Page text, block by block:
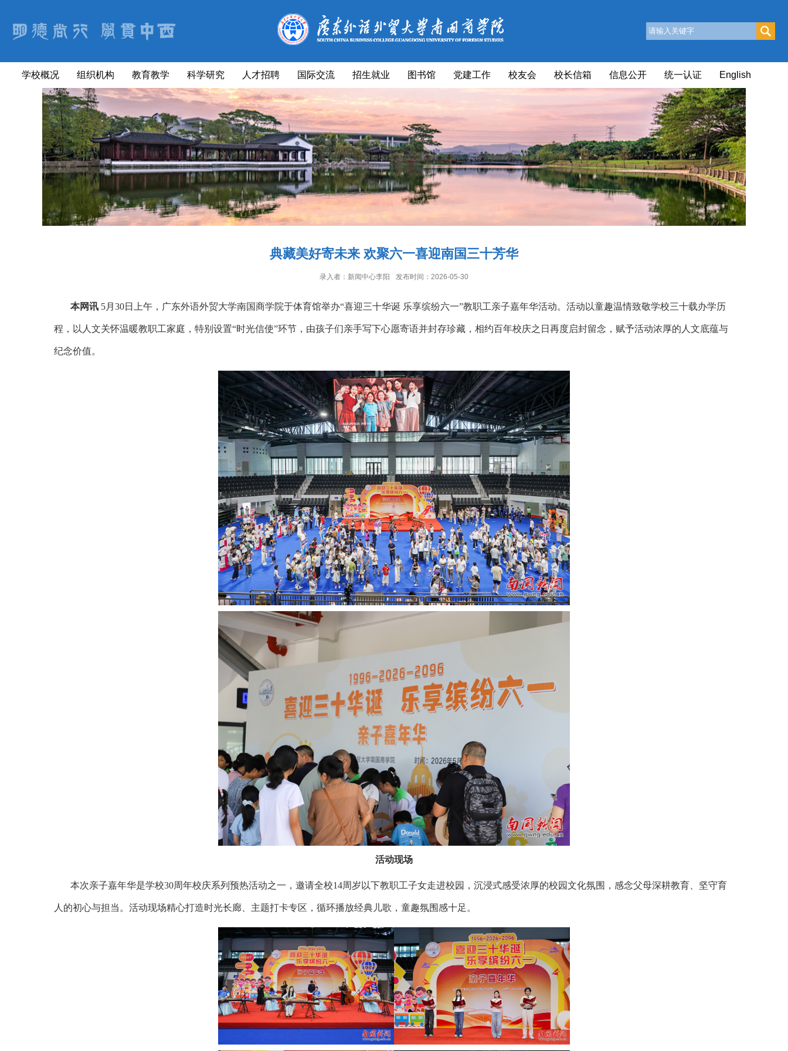
学校概况 组织机构 教育教学 科学研究 人才招聘 国际交流 招生就业 图书馆 党建工作 校友会 校长信箱 信息公开 统一认证 English
典藏美好寄未来 欢聚六一喜迎南国三十芳华
录入者：新闻中心李阳 发布时间：2026-05-30
本网讯 5月30日上午，广东外语外贸大学南国商学院于体育馆举办“喜迎三十华诞 乐享缤纷六一”教职工亲子嘉年华活动。活动以童趣温情致敬学校三十载办学历
程，以人文关怀温暖教职工家庭，特别设置“时光信使”环节，由孩子们亲手写下心愿寄语并封存珍藏，相约百年校庆之日再度启封留念，赋予活动浓厚的人文底蕴与
纪念价值。
活动现场
本次亲子嘉年华是学校30周年校庆系列预热活动之一，邀请全校14周岁以下教职工子女走进校园，沉浸式感受浓厚的校园文化氛围，感念父母深耕教育、坚守育
人的初心与担当。活动现场精心打造时光长廊、主题打卡专区，循环播放经典儿歌，童趣氛围感十足。